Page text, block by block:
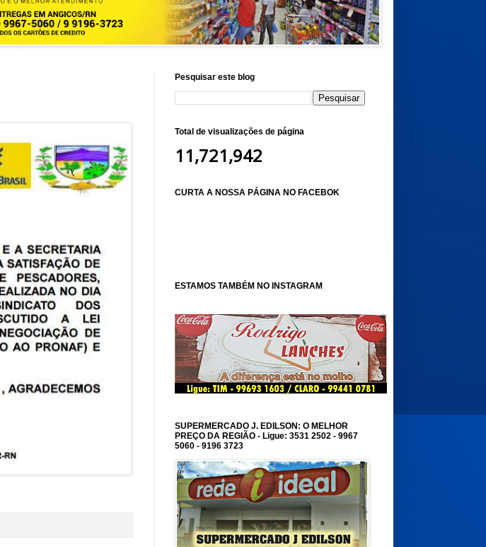
Pesquisar este blog
Total de visualizações de página
11,721,942
CURTA A NOSSA PÁGINA NO FACEBOK
ESTAMOS TAMBÉM NO INSTAGRAM
SUPERMERCADO J. EDILSON: O MELHOR
PREÇO DA REGIÃO - Ligue: 3531 2502 - 9967
5060 - 9196 3723